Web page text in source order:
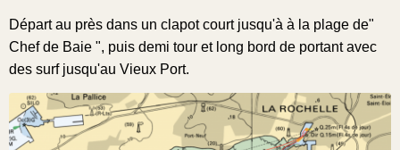
Départ au près dans un clapot court jusqu'à à la plage de"
Chef de Baie ", puis demi tour et long bord de portant avec
des surf jusqu'au Vieux Port.